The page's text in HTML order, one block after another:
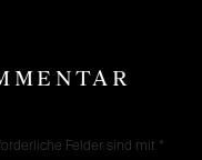
Felder sind mit *